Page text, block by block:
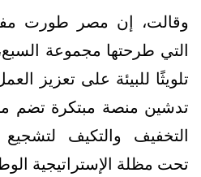
وقالت، إن مصر طورت
التي طرحتها مجموعة
تلويثًا للبيئة على تعزيز
تدشين منصة مبتكرة
التخفيف والتكيف لتشجيع
تحت مظلة الإستراتيجية